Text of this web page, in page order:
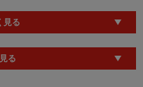
見る
る